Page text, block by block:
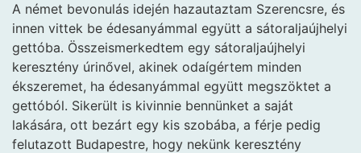
A német bevonulás idején hazautaztam Szerencsre, és
innen vittek be édesanyámmal együtt a sátoraljaújhelyi
gettóba. Összeismerkedtem egy sátoraljaújhelyi
keresztény úrinővel, akinek odaígértem minden
ékszeremet, ha édesanyámmal együtt megszöktet a
gettóból. Sikerült is kivinnie bennünket a saját
lakására, ott bezárt egy kis szobába, a férje pedig
felutazott Budapestre, hogy nekünk keresztény